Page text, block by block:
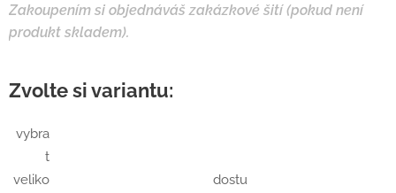
Zakoupením si objednáváš zakázkové šití (pokud není
produkt skladem).
Zvolte si variantu:
vybra
t
veliko
dostu